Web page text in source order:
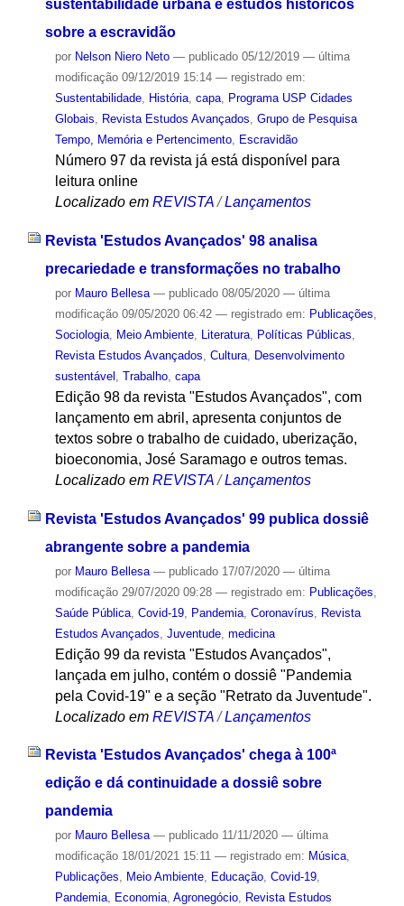
sustentabilidade urbana e estudos históricos
sobre a escravidão
por Nelson Niero Neto — publicado05/12/2019 — última
modificação09/12/2019 15:14 — registrado em:
Sustentabilidade, História, capa, Programa USP Cidades
Globais, Revista Estudos Avançados, Grupo de Pesquisa
Tempo, Memória e Pertencimento, Escravidão
Número 97 da revista já está disponível para
leitura online
Localizado em REVISTA /Lançamentos
Revista 'Estudos Avançados' 98 analisa
precariedade e transformações no trabalho
por Mauro Bellesa — publicado08/05/2020 — última
modificação09/05/2020 06:42 — registrado em: Publicações
Sociologia, Meio Ambiente, Literatura, Políticas Públicas
Revista Estudos Avançados Cultura,
Desenvolvimento
sustentável
Trabalho, capa
Edição 98 da revista "Estudos Avançados", com
lançamento em abril, apresenta conjuntos de
textos sobre o trabalho de cuidado, uberização,
bioeconomia, José Saramago e outros temas.
Localizado em REVISTA /Lançamentos
Revista 'Estudos Avançados' 99 publica dossiê
abrangente sobre a pandemia
por Mauro Bellesa — publicado17/07/2020 — última
modificação29/07/2020 09:28 — registrado em: Publicações
Saúde Pública, Covid-19, Pandemia, Coronavírus
Revista
Estudos Avançados Juventude, medicina
Edição 99 da revista "Estudos Avançados",
lançada em julho, contém o dossiê "Pandemia
pela Covid-19" e a seção "Retrato da Juventude".
Localizado em REVISTA /Lançamentos
Revista 'Estudos Avançados' chega à 100ª
edição e dá continuidade a dossiê sobre
pandemia
por Mauro Bellesa — publicado11/11/2020 — última
modificação18/01/2021 15:11 — registrado em: Música,
Publicações, Meio Ambiente, Educação, Covid-19,
Pandemia, Economia, Agronegócio, Revista Estudos